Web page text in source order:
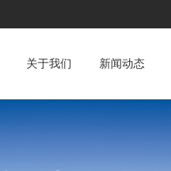
关于我们 新闻动态